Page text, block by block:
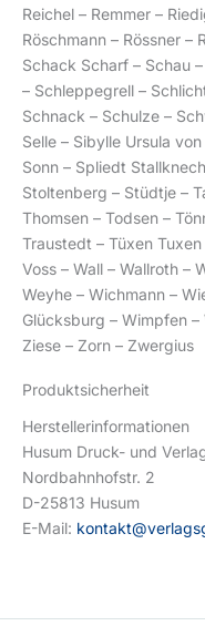
Reichel – Remmer –
Röschmann – Rössner –
Schack Scharf – Schau
– Schleppegrell –
Schnack – Schulze –
Selle – Sibylle Ursula
Sonn – Spliedt
Stoltenberg – Stüdtje –
Thomsen – Todsen –
Traustedt – Tüxen
Voss – Wall – Wallroth –
Weyhe – Wichmann –
Glücksburg – Wimpfen
Ziese – Zorn – Zwergius
Produktsicherheit
Herstellerinformationen
Husum Druck- und
Nordbahnhofstr. 2
D-25813 Husum
E-Mail: